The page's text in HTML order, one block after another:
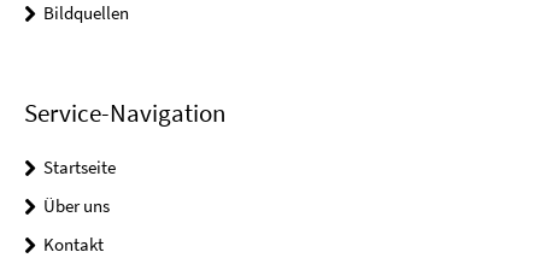
Bildquellen
Service-Navigation
Startseite
Über uns
Kontakt